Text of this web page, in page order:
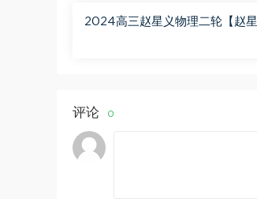
2024高三赵星义物理二轮【赵星
评论 0